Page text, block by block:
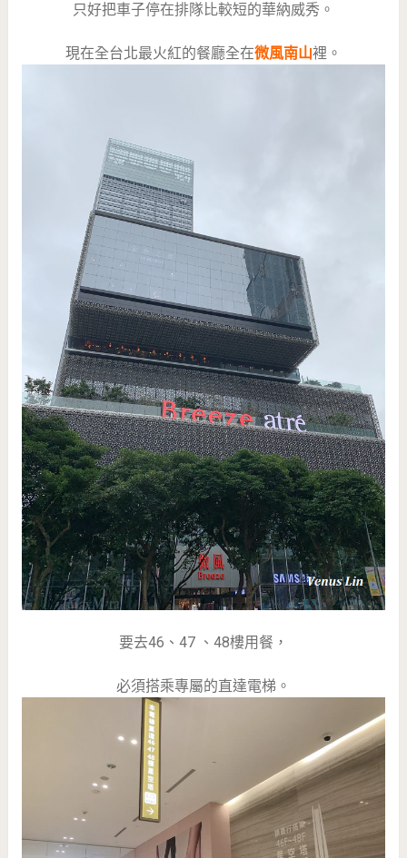
只好把車子停在排隊比較短的華納威秀。
現在全台北最火紅的餐廳全在微風南山裡。
要去46、47 、48樓用餐，
必須搭乘專屬的直達電梯。